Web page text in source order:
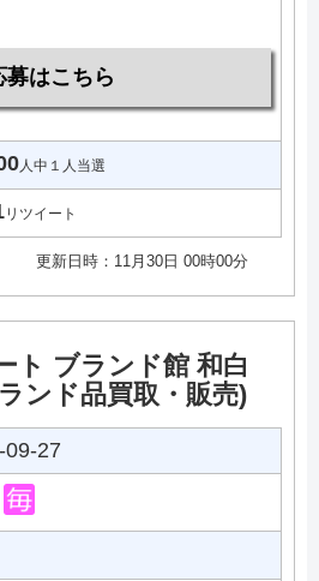
募はこちら
人中１人当選
リツイート
更新日時：11月30日 00時00分
ト ブランド館 和白
ンド品買取・販売)
09-27